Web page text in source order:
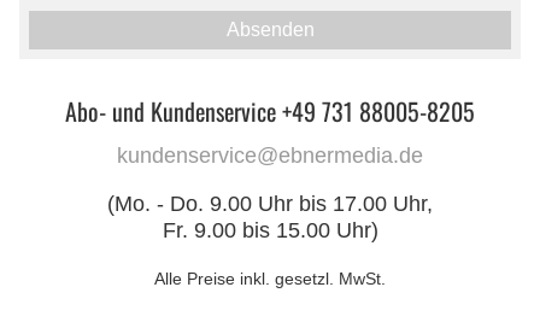
Absenden
Abo- und Kundenservice +49 731 88005-8205
kundenservice@ebnermedia.de
(Mo. - Do. 9.00 Uhr bis 17.00 Uhr,
Fr. 9.00 bis 15.00 Uhr)
Alle Preise inkl. gesetzl. MwSt.